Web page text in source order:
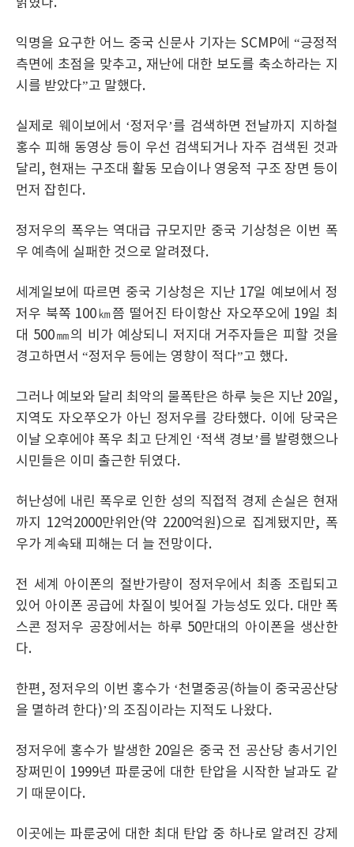
밝혔다.
익명을 요구한 어느 중국 신문사 기자는 SCMP에 “긍정적
측면에 초점을 맞추고, 재난에 대한 보도를 축소하라는 지
시를 받았다”고 말했다.
실제로 웨이보에서 ‘정저우’를 검색하면 전날까지 지하철
홍수 피해 동영상 등이 우선 검색되거나 자주 검색된 것과
달리, 현재는 구조대 활동 모습이나 영웅적 구조 장면 등이
먼저 잡힌다.
정저우의 폭우는 역대급 규모지만 중국 기상청은 이번 폭
우 예측에 실패한 것으로 알려졌다.
세계일보에 따르면 중국 기상청은 지난 17일 예보에서 정
저우 북쪽 100㎞쯤 떨어진 타이항산 자오쭈오에 19일 최
대 500㎜의 비가 예상되니 저지대 거주자들은 피할 것을
경고하면서 “정저우 등에는 영향이 적다”고 했다.
그러나 예보와 달리 최악의 물폭탄은 하루 늦은 지난 20일,
지역도 자오쭈오가 아닌 정저우를 강타했다. 이에 당국은
이날 오후에야 폭우 최고 단계인 ‘적색 경보’를 발령했으나
시민들은 이미 출근한 뒤였다.
허난성에 내린 폭우로 인한 성의 직접적 경제 손실은 현재
까지 12억2000만위안(약 2200억원)으로 집계됐지만, 폭
우가 계속돼 피해는 더 늘 전망이다.
전 세계 아이폰의 절반가량이 정저우에서 최종 조립되고
있어 아이폰 공급에 차질이 빚어질 가능성도 있다. 대만 폭
스콘 정저우 공장에서는 하루 50만대의 아이폰을 생산한
다.
한편, 정저우의 이번 홍수가 ‘천멸중공(하늘이 중국공산당
을 멸하려 한다)’의 조짐이라는 지적도 나왔다.
정저우에 홍수가 발생한 20일은 중국 전 공산당 총서기인
장쩌민이 1999년 파룬궁에 대한 탄압을 시작한 날과도 같
기 때문이다.
이곳에는 파룬궁에 대한 최대 탄압 중 하나로 알려진 강제